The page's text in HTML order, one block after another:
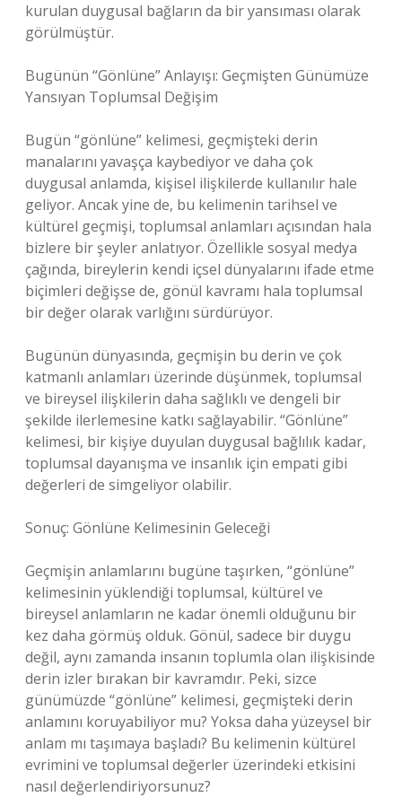
kurulan duygusal bağların da bir yansıması olarak
görülmüştür.
Bugünün “Gönlüne” Anlayışı: Geçmişten Günümüze
Yansıyan Toplumsal Değişim
Bugün “gönlüne” kelimesi, geçmişteki derin
manalarını yavaşça kaybediyor ve daha çok
duygusal anlamda, kişisel ilişkilerde kullanılır hale
geliyor. Ancak yine de, bu kelimenin tarihsel ve
kültürel geçmişi, toplumsal anlamları açısından hala
bizlere bir şeyler anlatıyor. Özellikle sosyal medya
çağında, bireylerin kendi içsel dünyalarını ifade etme
biçimleri değişse de, gönül kavramı hala toplumsal
bir değer olarak varlığını sürdürüyor.
Bugünün dünyasında, geçmişin bu derin ve çok
katmanlı anlamları üzerinde düşünmek, toplumsal
ve bireysel ilişkilerin daha sağlıklı ve dengeli bir
şekilde ilerlemesine katkı sağlayabilir. “Gönlüne”
kelimesi, bir kişiye duyulan duygusal bağlılık kadar,
toplumsal dayanışma ve insanlık için empati gibi
değerleri de simgeliyor olabilir.
Sonuç: Gönlüne Kelimesinin Geleceği
Geçmişin anlamlarını bugüne taşırken, “gönlüne”
kelimesinin yüklendiği toplumsal, kültürel ve
bireysel anlamların ne kadar önemli olduğunu bir
kez daha görmüş olduk. Gönül, sadece bir duygu
değil, aynı zamanda insanın toplumla olan ilişkisinde
derin izler bırakan bir kavramdır. Peki, sizce
günümüzde “gönlüne” kelimesi, geçmişteki derin
anlamını koruyabiliyor mu? Yoksa daha yüzeysel bir
anlam mı taşımaya başladı? Bu kelimenin kültürel
evrimini ve toplumsal değerler üzerindeki etkisini
nasıl değerlendiriyorsunuz?